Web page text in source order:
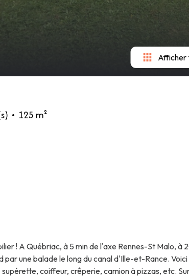
Afficher
125 m²
! A Québriac, à 5 min de l'axe Rennes-St Malo,
une balade le long du canal d'Ille-et-Rance.
coiffeur, crêperie, camion à pizzas, etc.